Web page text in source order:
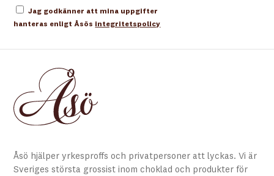
Jag godkänner att mina uppgifter
hanteras enligt Åsös integritetspolicy
Åsö hjälper yrkesproffs och privatpersoner att lyckas. Vi är
Sveriges största grossist inom choklad och produkter för